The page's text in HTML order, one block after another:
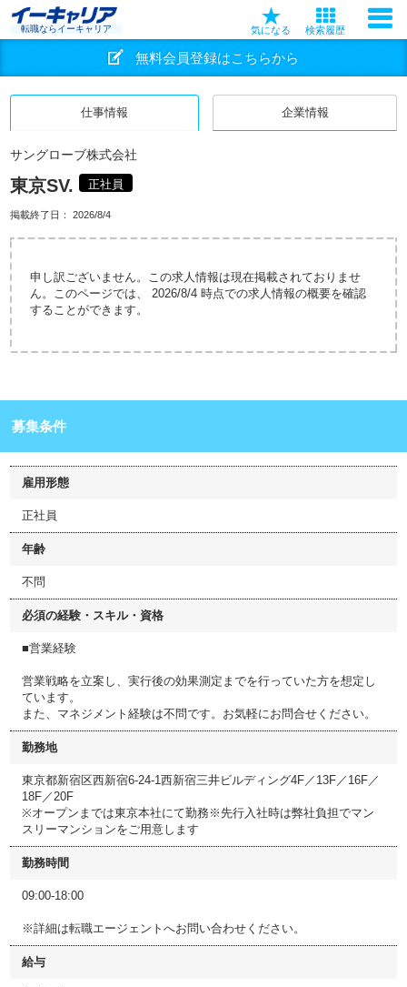
転職ならイーキャリア 気になる 検索履歴
無料会員登録はこちらから
仕事情報 企業情報
サングローブ株式会社
東京SV. 正社員
掲載終了日： 2026/8/4
申し訳ございません。この求人情報は現在掲載されておりませ
ん。このページでは、 2026/8/4 時点での求人情報の概要を確認
することができます。
募集条件
雇用形態
正社員
年齢
不問
必須の経験・スキル・資格
■営業経験
営業戦略を立案し、実行後の効果測定までを行っていた方を想定し
ています。
また、マネジメント経験は不問です。お気軽にお問合せください。
勤務地
東京都新宿区西新宿6-24-1西新宿三井ビルディング4F／13F／16F／
18F／20F
※オープンまでは東京本社にて勤務※先行入社時は弊社負担でマン
スリーマンションをご用意します
勤務時間
09:00-18:00
※詳細は転職エージェントへお問い合わせください。
給与